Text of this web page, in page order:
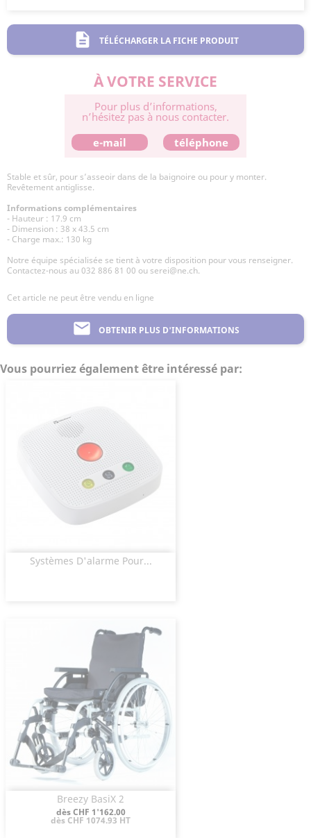
description TÉLÉCHARGER LA FICHE PRODUIT
À VOTRE SERVICE
Pour plus d’informations,
n’hésitez pas à nous contacter.
e-mail
téléphone
Stable et sûr, pour s’asseoir dans de la baignoire ou pour y monter.
Revêtement antiglisse.
Informations complémentaires
- Hauteur : 17.9 cm
- Dimension : 38 x 43.5 cm
- Charge max.: 130 kg
Notre équipe spécialisée se tient à votre disposition pour vous renseigner.
Contactez-nous au 032 886 81 00 ou serei@ne.ch.
Cet article ne peut être vendu en ligne
mail OBTENIR PLUS D'INFORMATIONS
Vous pourriez également être intéressé par:
Systèmes D'alarme Pour...
Aperçu rapide
Breezy BasiX 2
Prix
dès CHF 1'162.00
dès CHF 1074.93 HT
Aperçu rapide